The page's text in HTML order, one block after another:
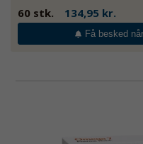
60 stk. 134,95 kr.
Få besked